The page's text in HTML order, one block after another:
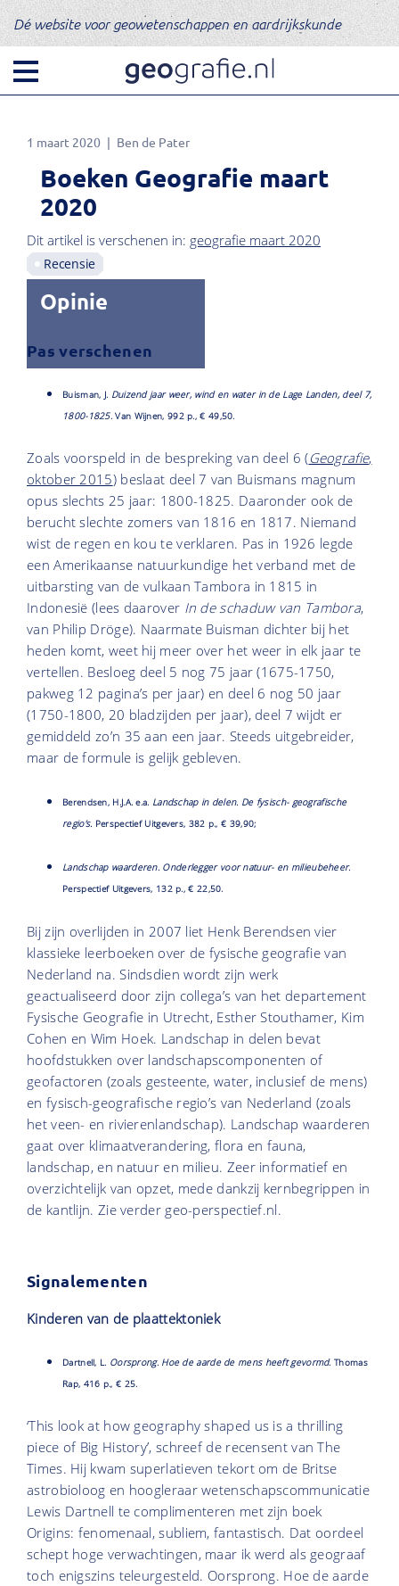
Dé website voor geowetenschappen en aardrijkskunde
1 maart 2020 Ben de Pater
Boeken Geografie maart
2020
Dit artikel is verschenen in: geografie maart 2020
Recensie
Opinie
Pas verschenen
Buisman, J. Duizend jaar weer, wind en water in de Lage Landen, deel 7,
1800-1825. Van Wijnen, 992 p., € 49,50.
Zoals voorspeld in de bespreking van deel 6 (Geografie,
oktober 2015) beslaat deel 7 van Buismans magnum
opus slechts 25 jaar: 1800-1825. Daaronder ook de
berucht slechte zomers van 1816 en 1817. Niemand
wist de regen en kou te verklaren. Pas in 1926 legde
een Amerikaanse natuurkundige het verband met de
uitbarsting van de vulkaan Tambora in 1815 in
Indonesië (lees daarover In de schaduw van Tambora,
van Philip Dröge). Naarmate Buisman dichter bij het
heden komt, weet hij meer over het weer in elk jaar te
vertellen. Besloeg deel 5 nog 75 jaar (1675-1750,
pakweg 12 pagina’s per jaar) en deel 6 nog 50 jaar
(1750-1800, 20 bladzijden per jaar), deel 7 wijdt er
gemiddeld zo’n 35 aan een jaar. Steeds uitgebreider,
maar de formule is gelijk gebleven.
Berendsen, H.J.A. e.a. Landschap in delen. De fysisch- geografische
regio’s. Perspectief Uitgevers, 382 p., € 39,90;
Landschap waarderen. Onderlegger voor natuur- en milieubeheer.
Perspectief Uitgevers, 132 p., € 22,50.
Bij zijn overlijden in 2007 liet Henk Berendsen vier
klassieke leerboeken over de fysische geografie van
Nederland na. Sindsdien wordt zijn werk
geactualiseerd door zijn collega’s van het departement
Fysische Geografie in Utrecht, Esther Stouthamer, Kim
Cohen en Wim Hoek. Landschap in delen bevat
hoofdstukken over landschapscomponenten of
geofactoren (zoals gesteente, water, inclusief de mens)
en fysisch-geografische regio’s van Nederland (zoals
het veen- en rivierenlandschap). Landschap waarderen
gaat over klimaatverandering, flora en fauna,
landschap, en natuur en milieu. Zeer informatief en
overzichtelijk van opzet, mede dankzij kernbegrippen in
de kantlijn. Zie verder geo-perspectief.nl.
Signalementen
Kinderen van de plaattektoniek
Dartnell, L. Oorsprong. Hoe de aarde de mens heeft gevormd. Thomas
Rap, 416 p., € 25.
‘This look at how geography shaped us is a thrilling
piece of Big History’, schreef de recensent van The
Times. Hij kwam superlatieven tekort om de Britse
astrobioloog en hoogleraar wetenschapscommunicatie
Lewis Dartnell te complimenteren met zijn boek
Origins: fenomenaal, subliem, fantastisch. Dat oordeel
schept hoge verwachtingen, maar ik werd als geograaf
toch enigszins teleurgesteld. Oorsprong. Hoe de aarde